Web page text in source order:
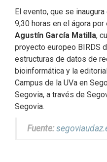
El evento, que se
9,30 horas en el ágora
Agustín García Matilla,
proyecto europeo BIRDS
estructuras de datos de
bioinformática y la
Campus de la UVa en
Segovia, a través de
Segovia.
Fuente: